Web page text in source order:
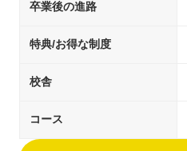
卒業後の進路
特典/お得な制度
校舎
コース